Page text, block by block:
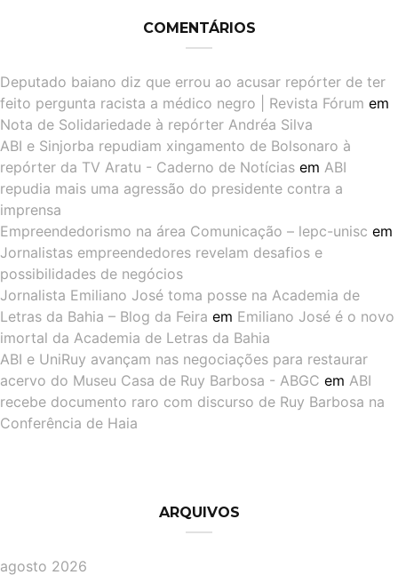
COMENTÁRIOS
Deputado baiano diz que errou ao acusar repórter de ter
feito pergunta racista a médico negro | Revista Fórum em
Nota de Solidariedade à repórter Andréa Silva
ABI e Sinjorba repudiam xingamento de Bolsonaro à
repórter da TV Aratu - Caderno de Notícias em ABI
repudia mais uma agressão do presidente contra a
imprensa
Empreendedorismo na área Comunicação – lepc-unisc em
Jornalistas empreendedores revelam desafios e
possibilidades de negócios
Jornalista Emiliano José toma posse na Academia de
Letras da Bahia – Blog da Feira em Emiliano José é o novo
imortal da Academia de Letras da Bahia
ABI e UniRuy avançam nas negociações para restaurar
acervo do Museu Casa de Ruy Barbosa - ABGC em ABI
recebe documento raro com discurso de Ruy Barbosa na
Conferência de Haia
ARQUIVOS
agosto 2026